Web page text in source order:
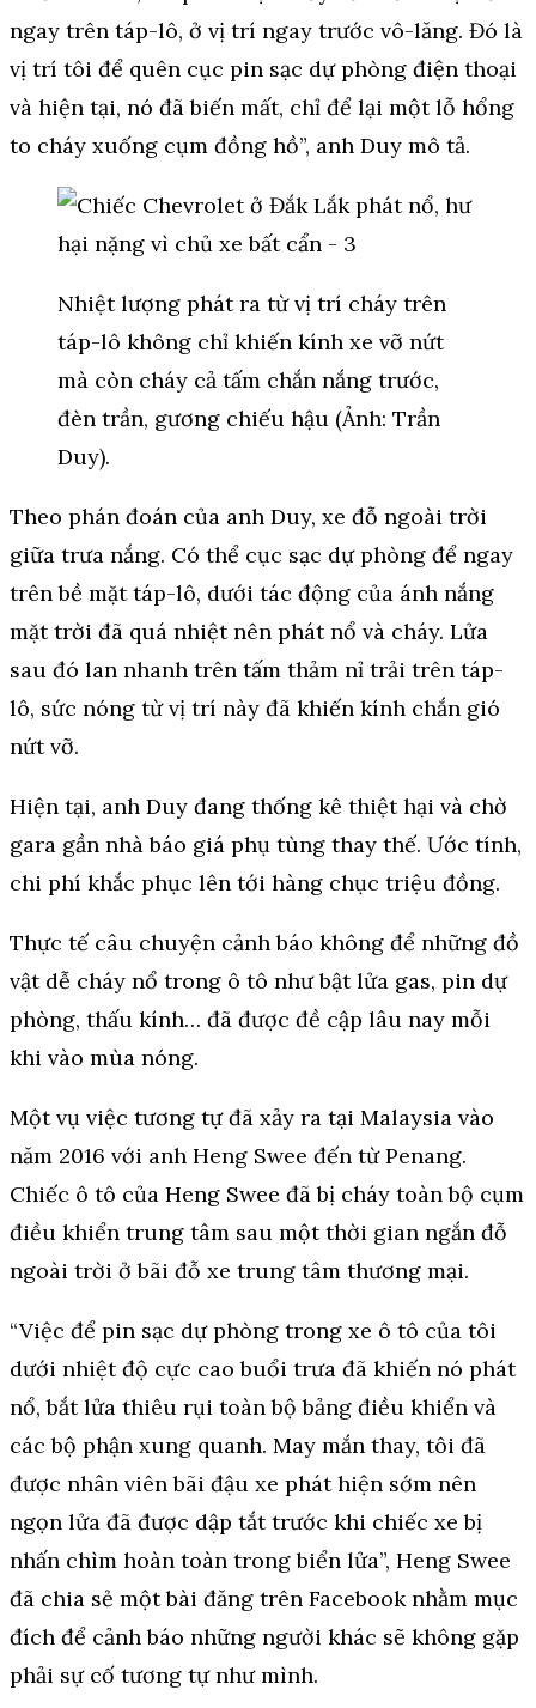
ngay trên táp-lô, ở vị trí ngay trước vô-lăng. Đó là
vị trí tôi để quên cục pin sạc dự phòng điện thoại
và hiện tại, nó đã biến mất, chỉ để lại một lỗ hổng
to cháy xuống cụm đồng hồ”, anh Duy mô tả.
Nhiệt lượng phát ra từ vị trí cháy trên
táp-lô không chỉ khiến kính xe vỡ nứt
mà còn cháy cả tấm chắn nắng trước,
đèn trần, gương chiếu hậu (Ảnh: Trần
Duy).
Theo phán đoán của anh Duy, xe đỗ ngoài trời
giữa trưa nắng. Có thể cục sạc dự phòng để ngay
trên bề mặt táp-lô, dưới tác động của ánh nắng
mặt trời đã quá nhiệt nên phát nổ và cháy. Lửa
sau đó lan nhanh trên tấm thảm nỉ trải trên táp-
lô, sức nóng từ vị trí này đã khiến kính chắn gió
nứt vỡ.
Hiện tại, anh Duy đang thống kê thiệt hại và chờ
gara gần nhà báo giá phụ tùng thay thế. Ước tính,
chi phí khắc phục lên tới hàng chục triệu đồng.
Thực tế câu chuyện cảnh báo không để những đồ
vật dễ cháy nổ trong ô tô như bật lửa gas, pin dự
phòng, thấu kính… đã được đề cập lâu nay mỗi
khi vào mùa nóng.
Một vụ việc tương tự đã xảy ra tại Malaysia vào
năm 2016 với anh Heng Swee đến từ Penang.
Chiếc ô tô của Heng Swee đã bị cháy toàn bộ cụm
điều khiển trung tâm sau một thời gian ngắn đỗ
ngoài trời ở bãi đỗ xe trung tâm thương mại.
“Việc để pin sạc dự phòng trong xe ô tô của tôi
dưới nhiệt độ cực cao buổi trưa đã khiến nó phát
nổ, bắt lửa thiêu rụi toàn bộ bảng điều khiển và
các bộ phận xung quanh. May mắn thay, tôi đã
được nhân viên bãi đậu xe phát hiện sớm nên
ngọn lửa đã được dập tắt trước khi chiếc xe bị
nhấn chìm hoàn toàn trong biển lửa”, Heng Swee
đã chia sẻ một bài đăng trên Facebook nhằm mục
đích để cảnh báo những người khác sẽ không gặp
phải sự cố tương tự như mình.